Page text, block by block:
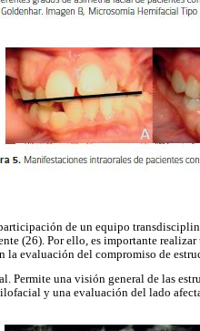
de un equipo
(26). Por ello, es importante
la evaluación del compromiso de
Permite una visión general de las
y una evaluación del lado